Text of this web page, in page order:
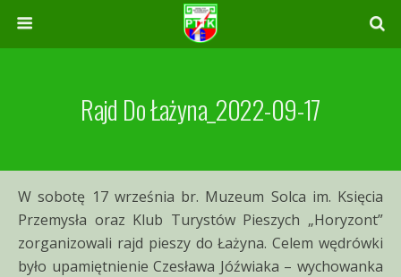
Rajd Do Łażyna_2022-09-17
W sobotę 17 września br. Muzeum Solca im. Księcia
Przemysła oraz Klub Turystów Pieszych „Horyzont”
zorganizowali rajd pieszy do Łażyna. Celem wędrówki
było upamiętnienie Czesława Jóźwiaka – wychowanka